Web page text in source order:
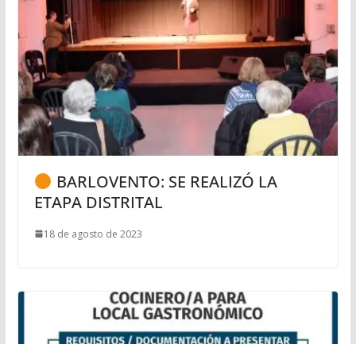
BARLOVENTO: SE REALIZÓ LA
ETAPA DISTRITAL
18 de agosto de 2023